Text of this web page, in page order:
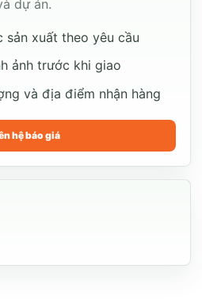
dự án.
sản xuất theo yêu cầu
ảnh trước khi giao
và địa điểm nhận hàng
hệ báo giá